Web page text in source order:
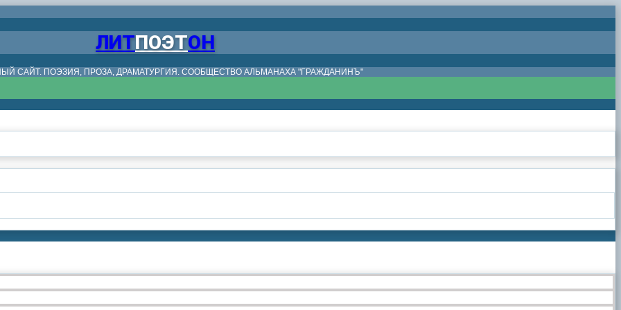
ЛИТПОЭТОН
САЙТ. ПОЭЗИЯ, ПРОЗА, ДРАМАТУРГИЯ. СООБЩЕСТВО АЛЬМАНАХА "ГРАЖДАНИНЪ"